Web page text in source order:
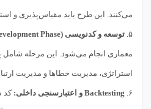
می‌کنند. این طرح باید مقیاس‌پذیری و
۵. توسعه و کدنویسی (Development Phase):
معماری انجام می‌شود. این مرحله شامل
استراتژی، مدیریت خطاها و مدیریت
۶. Backtesting و اعتبارسنجی داخلی: کد